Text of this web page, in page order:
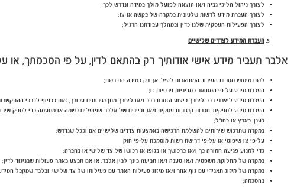
לצורך ניהול הליכי גביה ו/או הוצאה לפועל מולך במידה ונדרש לכך;
לצורך העברת מידע לרשות שלטונית במקרה של בקשה או צו;
לצורך הפעילות העסקית שלנו כדין ובמהלך עבודתנו הרגיל;
העברת המידע לצדדים שלישיים
אלבר תעביר מידע אישי אודותיך רק בהתאם לדין, על פי הסכמתך, או על
לשם מימוש מטרות העיבוד המתוארות לעיל, אך רק במידה הנדרשת;
העברת מידע על פי המתואר במדיניות פרטיות זו;
העברת מידע ליצרני רכב לצורך ביצוע הזמנת רכב ו/או לצורך מתן שירותים עבורך, זאת בכפוף לדרכי
העברת מידע לספקים, חברות קשורות עסקית ו/או זכיינים של אלבר שפועלים בשמה או מטעמה כדי לספק
בענן, בארץ או בחו”ל;
במקרה שתרכוש שירותים להשלמת הרכישה באמצעות צדדים שלישיים אם וככל שנדרש;
על-פי צו שיפוטי או על-פי דרישת רשות מוסמכת על-פי חוק;
כדי למנוע פגיעה חמורה בך ו/או ברכושך או בגופו או רכושו של צד שלישי או בחברה;
במקרה של מחלוקת משפטית ו/או טענה ו/או תביעה בינך לבין אלבר, או אם תבצע באתר פעולות שבניגוד לדין;
במקרה של מיזוג תאגידי עם גוף אחר ו/או מיזוג פעילות האתר עם פעילותו של צד שלישי, ובלבד שמקבל
בהסכמה;